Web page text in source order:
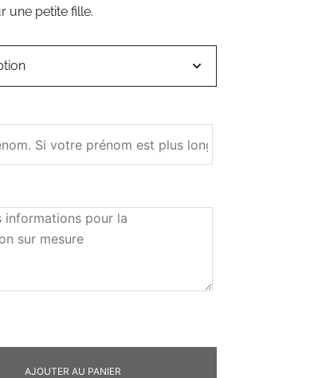
une petite fille.
AJOUTER AU PANIER